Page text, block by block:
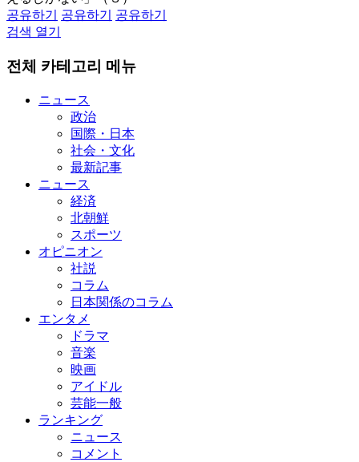
공유하기
공유하기
공유하기
검색 열기
전체 카테고리 메뉴
ニュース
政治
国際・日本
社会・文化
最新記事
ニュース
経済
北朝鮮
スポーツ
オピニオン
社説
コラム
日本関係のコラム
エンタメ
ドラマ
音楽
映画
アイドル
芸能一般
ランキング
ニュース
コメント